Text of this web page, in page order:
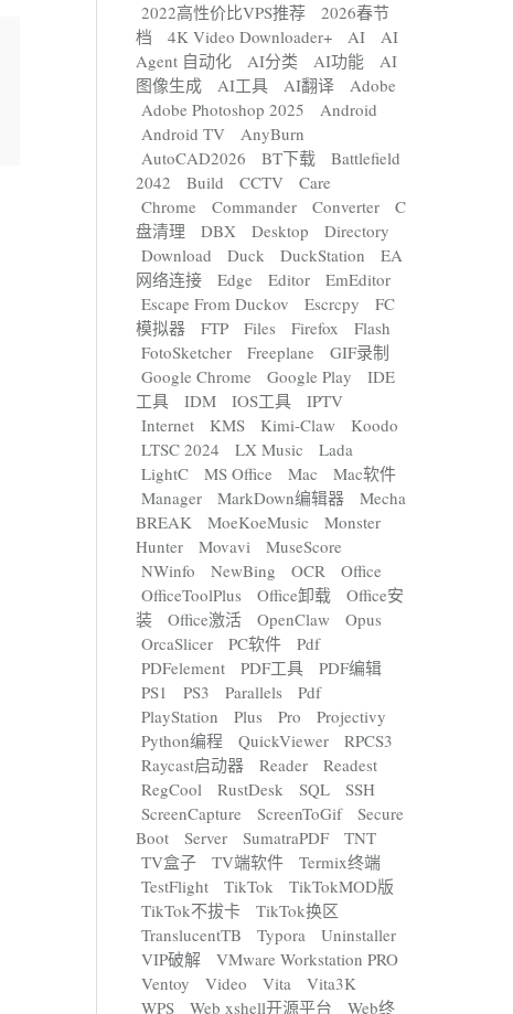
2022高性价比VPS推荐
2026春节
档
4K Video Downloader+ AI
AI
Agent 自动化
AI分类 AI功能
AI
图像生成
AI工具 AI翻译
Adobe
Adobe Photoshop 2025
Android
Android TV
AnyBurn
AutoCAD2026
BT下载
Battlefield
2042
Build CCTV
Care
Chrome
Commander Converter
C
盘清理
DBX Desktop
Directory
Download
Duck DuckStation
EA
网络连接
Edge Editor
EmEditor
Escape From Duckov
Escrcpy
FC
模拟器
FTP Files Firefox
Flash
FotoSketcher
Freeplane
GIF录制
Google Chrome
Google Play
IDE
工具
IDM IOS工具
IPTV
Internet
KMS Kimi-Claw
Koodo
LTSC 2024
LX Music
Lada
LightC
MS Office Mac
Mac软件
Manager
MarkDown编辑器
Mecha
BREAK
MoeKoeMusic
Monster
Hunter
Movavi
MuseScore
NWinfo
NewBing OCR
Office
OfficeToolPlus
Office卸载
Office安
装
Office激活 OpenClaw
Opus
OrcaSlicer
PC软件
Pdf
PDFelement
PDF工具
PDF编辑
PS1
PS3 Parallels
Pdf
PlayStation
Plus Pro
Projectivy
Python编程
QuickViewer
RPCS3
Raycast启动器
Reader
Readest
RegCool
RustDesk SQL
SSH
ScreenCapture
ScreenToGif
Secure
Boot
Server SumatraPDF
TNT
TV盒子
TV端软件
Termix终端
TestFlight
TikTok
TikTokMOD版
TikTok不拔卡
TikTok换区
TranslucentTB
Typora
Uninstaller
VIP破解
VMware Workstation PRO
Ventoy
Video Vita
Vita3K
WPS
Web xshell开源平台
Web终